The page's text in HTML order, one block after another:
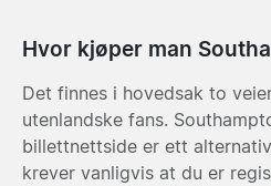
Hvor kjøper man
Det finnes i hovedsak to
utenlandske fans.
billettnettside er ett
krever vanligvis at du er